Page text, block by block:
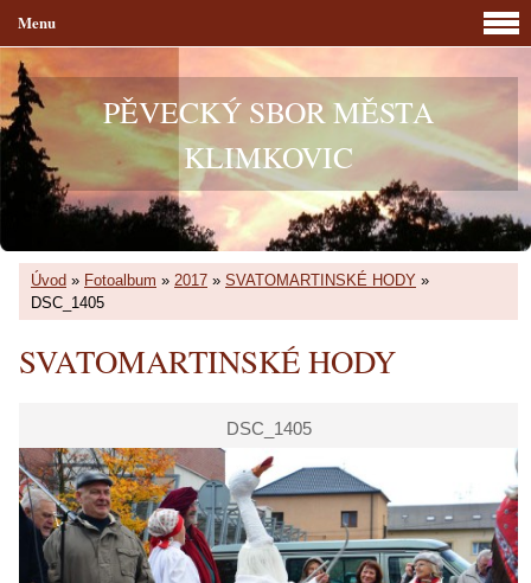
PĚVECKÝ SBOR MĚSTA
KLIMKOVIC
Úvod » Fotoalbum » 2017 » SVATOMARTINSKÉ HODY »
DSC_1405
SVATOMARTINSKÉ HODY
DSC_1405
Menu